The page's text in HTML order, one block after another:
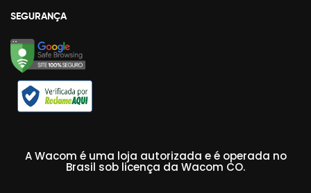
SEGURANÇA
A Wacom é uma loja autorizada e é operada no
Brasil sob licença da Wacom CO.